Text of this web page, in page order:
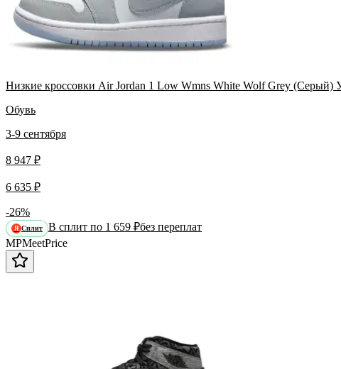
Низкие кроссовки Air Jordan 1 Low Wmns White Wolf Grey (Серый)
Обувь
3-9 сентября
8 947 ₽
6 635 ₽
-26%
Я Сплит В сплит по 1 659 ₽без переплат
MPMeetPrice